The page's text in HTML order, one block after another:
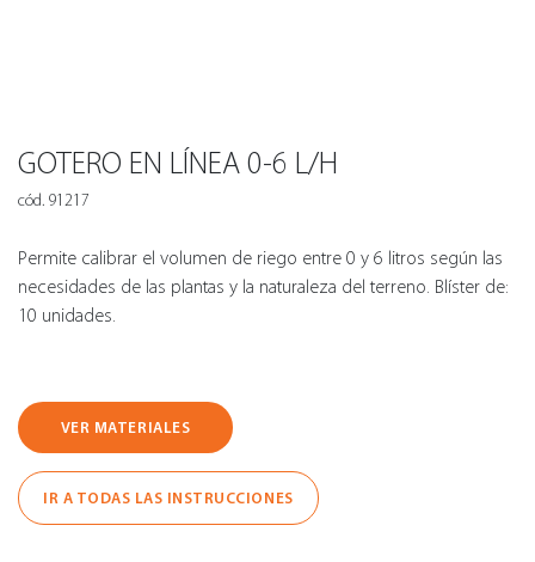
GOTERO EN LÍNEA 0-6 L/H
cód. 91217
Permite calibrar el volumen de riego entre 0 y 6 litros según las
necesidades de las plantas y la naturaleza del terreno. Blíster de:
10 unidades.
VER MATERIALES
IR A TODAS LAS INSTRUCCIONES